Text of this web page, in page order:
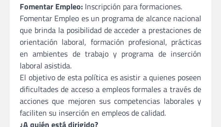
Fomentar Empleo: Inscripción para formaciones.
Fomentar Empleo es un programa de alcance nacional
que brinda la posibilidad de acceder a prestaciones de
orientación laboral, formación profesional, prácticas
en ambientes de trabajo y programa de inserción
laboral asistida.
El objetivo de esta política es asistir a quienes poseen
dificultades de acceso a empleos formales a través de
acciones que mejoren sus competencias laborales y
faciliten su inserción en empleos de calidad.
¿A quién está dirigido?